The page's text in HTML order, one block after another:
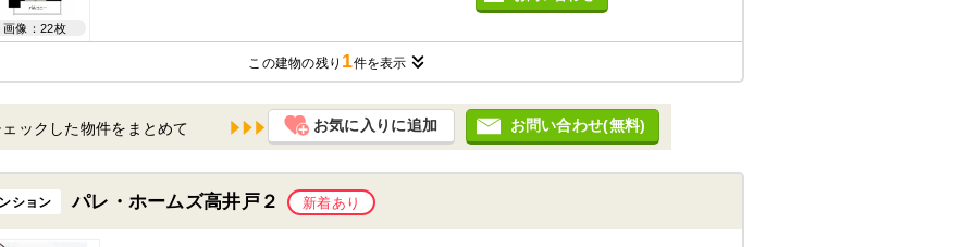
画像：22枚
この建物の残り 1件を表示
ックした物件を お気に入りに追加 お問い合わせ(無料)
ション パレ・ホームズ高井戸２ 新着あり